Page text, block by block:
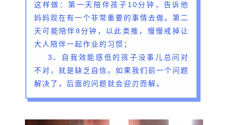
这样做：第一天陪伴孩子10分钟，告诉他
妈妈现在有一个非常重要的事情去做。第二
天可能陪伴8分钟，以此类推，慢慢戒掉让
大人陪伴一起作业的习惯；
3、自我效能感低的孩子没事儿总问对
不对，就是缺乏自信。如果我们前一个问题
解决了，后面的问题就会迎刃而解。